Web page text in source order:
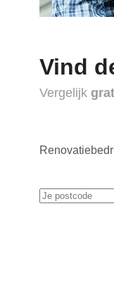
Vind
Vergelijk